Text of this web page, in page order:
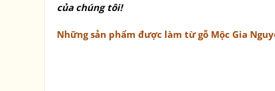
của chúng tôi!
Những sản phẩm được làm từ gỗ Mộc Gia